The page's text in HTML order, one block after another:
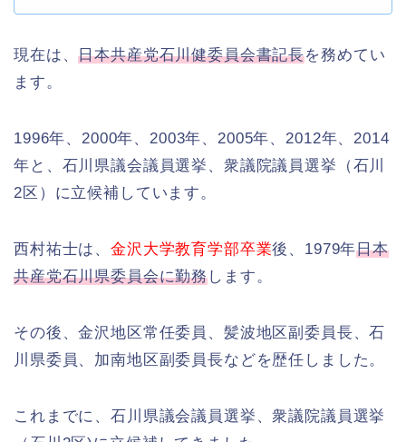
現在は、日本共産党石川健委員会書記長を務めてい
ます。
1996年、2000年、2003年、2005年、2012年、2014
年と、石川県議会議員選挙、衆議院議員選挙（石川
2区）に立候補しています。
西村祐士は、金沢大学教育学部卒業後、1979年日本
共産党石川県委員会に勤務します。
その後、金沢地区常任委員、髪波地区副委員長、石
川県委員、加南地区副委員長などを歴任しました。
これまでに、石川県議会議員選挙、衆議院議員選挙